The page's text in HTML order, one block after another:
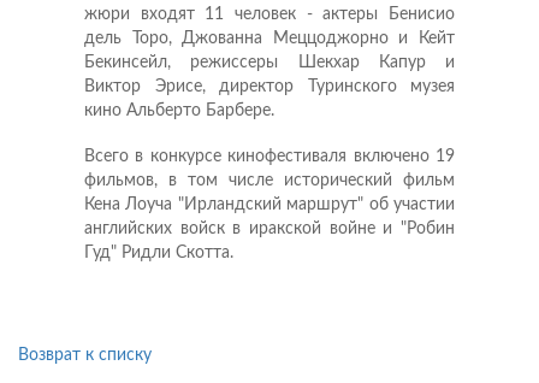
жюри входят 11 человек - актеры Бенисио
дель Торо, Джованна Меццоджорно и Кейт
Бекинсейл, режиссеры Шекхар Капур и
Виктор Эрисе, директор Туринского музея
кино Альберто Барбере.
Всего в конкурсе кинофестиваля включено 19
фильмов, в том числе исторический фильм
Кена Лоуча "Ирландский маршрут" об участии
английских войск в иракской войне и "Робин
Гуд" Ридли Скотта.
Возврат к списку